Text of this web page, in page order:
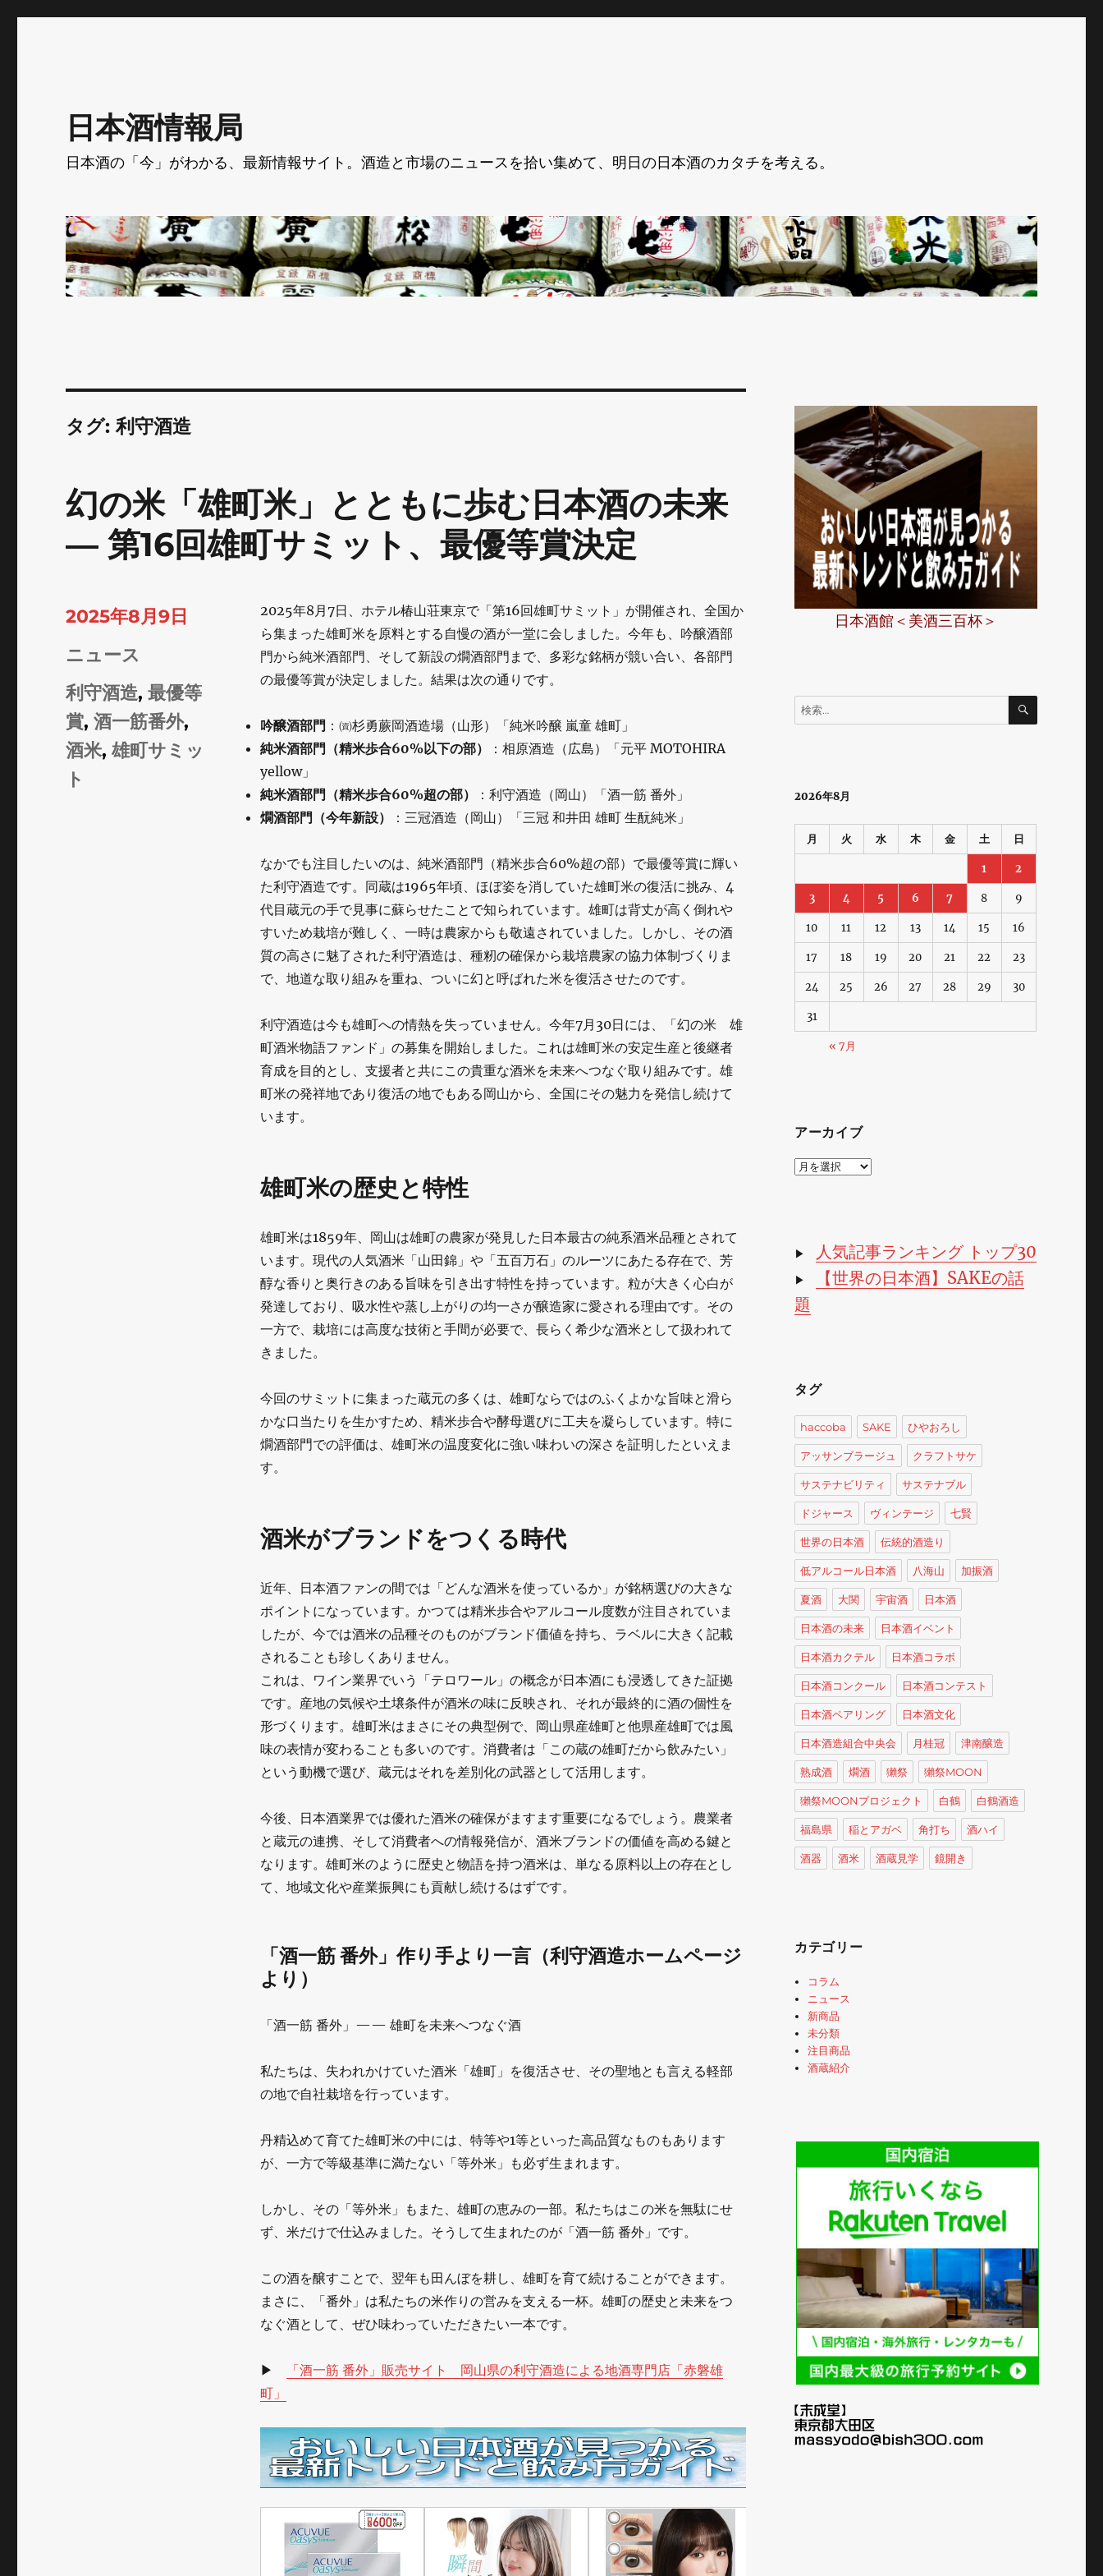
日本酒情報局
日本酒の「今」がわかる、最新情報サイト。酒造と市場のニュースを拾い集めて、明日の日本酒のカタチを考える。
タグ:利守酒造
幻の米「雄町米」とともに歩む日本酒の未来
― 第16回雄町サミット、最優等賞決定
2025年8月7日、ホテル椿山荘東京で「第16回雄町サミット」が開催され、全国か
ら集まった雄町米を原料とする自慢の酒が一堂に会しました。今年も、吟醸酒部
門から純米酒部門、そして新設の燗酒部門まで、多彩な銘柄が競い合い、各部門
の最優等賞が決定しました。結果は次の通りです。
吟醸酒部門 ：㈾杉勇蕨岡酒造場（山形）「純米吟醸 嵐童 雄町」
純米酒部門（精米歩合60%以下の部）
：相原酒造（広島）「元平 MOTOHIRA
yellow」
純米酒部門（精米歩合60%超の部）
：利守酒造（岡山）「酒一筋 番外」
燗酒部門（今年新設）
：三冠酒造（岡山）「三冠 和井田 雄町 生酛純米」
なかでも注目したいのは、純米酒部門（精米歩合60%超の部）で最優等賞に輝い
た利守酒造です。同蔵は1965年頃、ほぼ姿を消していた雄町米の復活に挑み、4
代目蔵元の手で見事に蘇らせたことで知られています。雄町は背丈が高く倒れや
すいため栽培が難しく、一時は農家からも敬遠されていました。しかし、その酒
質の高さに魅了された利守酒造は、種籾の確保から栽培農家の協力体制づくりま
で、地道な取り組みを重ね、ついに幻と呼ばれた米を復活させたのです。
利守酒造は今も雄町への情熱を失っていません。今年7月30日には、「幻の米 雄
町酒米物語ファンド」の募集を開始しました。これは雄町米の安定生産と後継者
育成を目的とし、支援者と共にこの貴重な酒米を未来へつなぐ取り組みです。雄
町米の発祥地であり復活の地でもある岡山から、全国にその魅力を発信し続けて
います。
雄町米の歴史と特性
雄町米は1859年、岡山は雄町の農家が発見した日本最古の純系酒米品種とされて
います。現代の人気酒米「山田錦」や「五百万石」のルーツにあたる存在で、芳
醇な香りと奥行きのある旨味を引き出す特性を持っています。粒が大きく心白が
発達しており、吸水性や蒸し上がりの均一さが醸造家に愛される理由です。その
一方で、栽培には高度な技術と手間が必要で、長らく希少な酒米として扱われて
きました。
今回のサミットに集まった蔵元の多くは、雄町ならではのふくよかな旨味と滑ら
かな口当たりを生かすため、精米歩合や酵母選びに工夫を凝らしています。特に
燗酒部門での評価は、雄町米の温度変化に強い味わいの深さを証明したといえま
す。
酒米がブランドをつくる時代
近年、日本酒ファンの間では「どんな酒米を使っているか」が銘柄選びの大きな
ポイントになっています。かつては精米歩合やアルコール度数が注目されていま
したが、今では酒米の品種そのものがブランド価値を持ち、ラベルに大きく記載
されることも珍しくありません。
これは、ワイン業界でいう「テロワール」の概念が日本酒にも浸透してきた証拠
です。産地の気候や土壌条件が酒米の味に反映され、それが最終的に酒の個性を
形づくります。雄町米はまさにその典型例で、岡山県産雄町と他県産雄町では風
味の表情が変わることも多いのです。消費者は「この蔵の雄町だから飲みたい」
という動機で選び、蔵元はそれを差別化の武器として活用します。
今後、日本酒業界では優れた酒米の確保がますます重要になるでしょう。農業者
と蔵元の連携、そして消費者への情報発信が、酒米ブランドの価値を高める鍵と
なります。雄町米のように歴史と物語を持つ酒米は、単なる原料以上の存在とし
て、地域文化や産業振興にも貢献し続けるはずです。
「酒一筋 番外」作り手より一言（利守酒造ホームページ
より）
「酒一筋 番外」—— 雄町を未来へつなぐ酒
私たちは、失われかけていた酒米「雄町」を復活させ、その聖地とも言える軽部
の地で自社栽培を行っています。
丹精込めて育てた雄町米の中には、特等や1等といった高品質なものもあります
が、一方で等級基準に満たない「等外米」も必ず生まれます。
しかし、その「等外米」もまた、雄町の恵みの一部。私たちはこの米を無駄にせ
ず、米だけで仕込みました。そうして生まれたのが「酒一筋 番外」です。
この酒を醸すことで、翌年も田んぼを耕し、雄町を育て続けることができます。
まさに、「番外」は私たちの米作りの営みを支える一杯。雄町の歴史と未来をつ
なぐ酒として、ぜひ味わっていただきたい一本です。
▶
「酒一筋 番外」販売サイト 岡山県の利守酒造による地酒専門店「赤磐雄
町」
投
稿
2025年8月9日
カ
テ
ゴ
リ
ー
ニュース
タ
グ
利守酒造,最優等
賞,酒一筋番外,
酒米,雄町サミッ
ト
日本酒館＜美酒三百杯＞
検
索:
検
2026年8月
月 火 水 木 金 土 日
1 2
3 4 5 6 7 8 9
10 11 12 13 14 15 16
17 18 19 20 21 22 23
24 25 26 27 28 29 30
31
« 7月
アーカイブ
ア
▶
人気記事ランキング トップ30
▶
【世界の日本酒】SAKEの話
題
タグ
haccoba SAKE ひやおろし
アッサンブラージュ クラフトサケ
サステナビリティ サステナブル
ドジャース ヴィンテージ 七賢
世界の日本酒 伝統的酒造り
低アルコール日本酒 八海山 加振酒
夏酒 大関 宇宙酒 日本酒
日本酒の未来 日本酒イベント
日本酒カクテル 日本酒コラボ
日本酒コンクール 日本酒コンテスト
日本酒ペアリング 日本酒文化
日本酒造組合中央会 月桂冠 津南醸造
熟成酒 燗酒 獺祭 獺祭MOON
獺祭MOONプロジェクト 白鶴 白鶴酒造
福島県 稲とアガベ 角打ち 酒ハイ
酒器 酒米 酒蔵見学 鏡開き
カテゴリー
コラム
ニュース
新商品
未分類
注目商品
酒蔵紹介